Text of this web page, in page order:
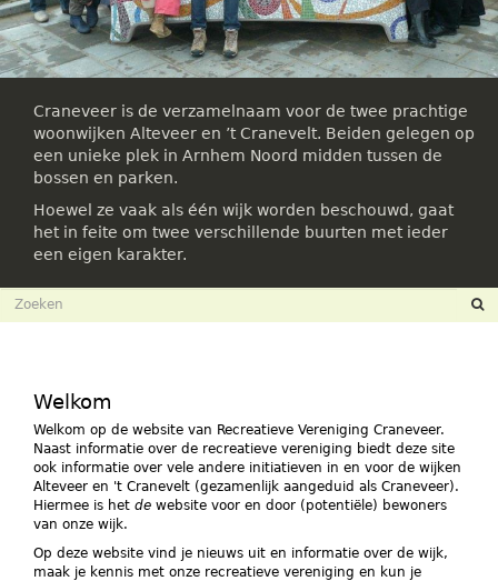
Craneveer is de verzamelnaam voor de twee prachtige
woonwijken Alteveer en ’t Cranevelt. Beiden gelegen op
een unieke plek in Arnhem Noord midden tussen de
bossen en parken.
Hoewel ze vaak als één wijk worden beschouwd, gaat
het in feite om twee verschillende buurten met ieder
een eigen karakter.
Zoekveld
Welkom
Welkom op de website van Recreatieve Vereniging Craneveer.
Naast informatie over de recreatieve vereniging biedt deze site
ook informatie over vele andere initiatieven in en voor de wijken
Alteveer en 't Cranevelt (gezamenlijk aangeduid als Craneveer).
Hiermee is het de website voor en door (potentiële) bewoners
van onze wijk.
Op deze website vind je nieuws uit en informatie over de wijk,
maak je kennis met onze recreatieve vereniging en kun je